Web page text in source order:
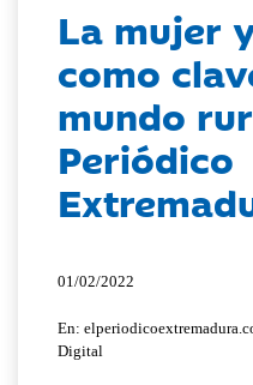
La mujer
como
mundo
Periódico
01/02/2022
En:
Digital